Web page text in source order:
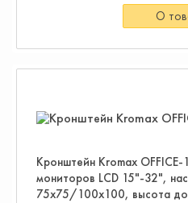
О
Кронштейн Kromax
мониторов LCD 15"-32",
75x75/100x100, высота